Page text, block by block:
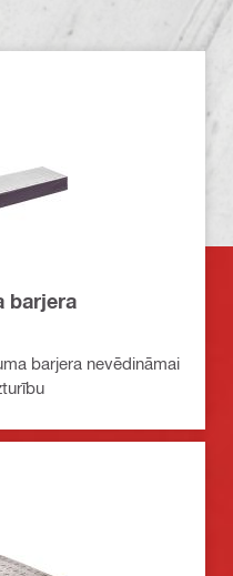
barjera
barjera nevēdināmai